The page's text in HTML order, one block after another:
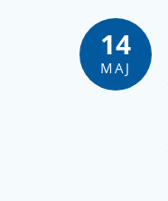
14
MAJ